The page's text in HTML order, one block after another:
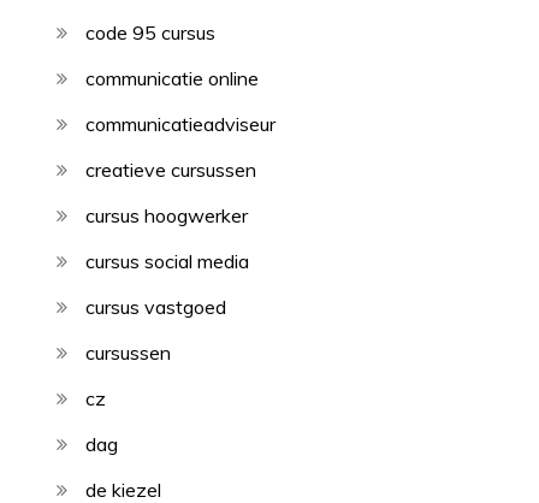
code 95 cursus
communicatie online
communicatieadviseur
creatieve cursussen
cursus hoogwerker
cursus social media
cursus vastgoed
cursussen
cz
dag
de kiezel